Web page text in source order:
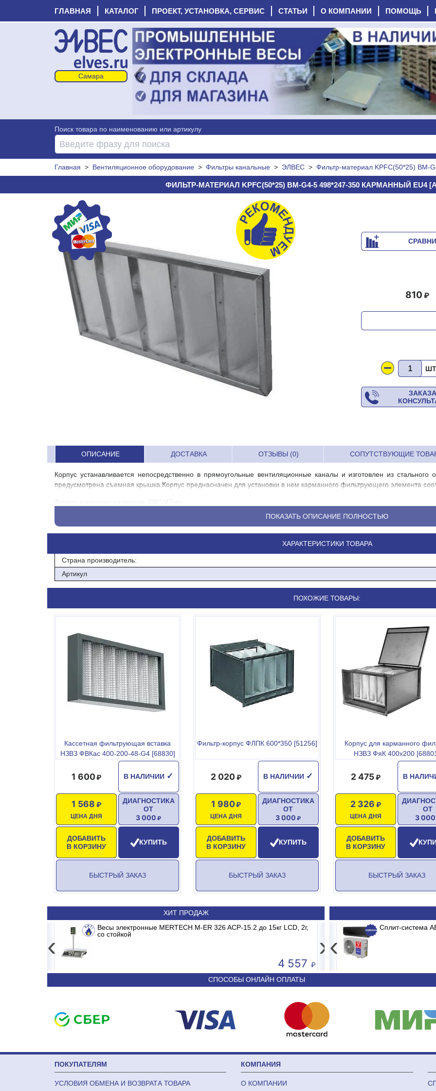
ГЛАВНАЯ КАТАЛОГ ПРОЕКТ, УСТАНОВКА, СЕРВИС СТАТЬИ О КОМПАНИИ ПОМОЩЬ
‹
Поиск товара по наименованию или артикулу
Главная > Вентиляционное оборудование > Фильтры канальные > ЭЛВЕС > Фильтр-материал KPFC(50*25) ВМ-
ФИЛЬТР-МАТЕРИАЛ KPFC(50*25) ВМ-G4-5 498*247-350 КАРМАННЫЙ EU4
810
ШТ
ОПИСАНИЕ ДОСТАВКА ОТЗЫВЫ (0) СОПУТСТВУЮЩИЕ
Корпус устанавливается непосредственно в прямоугольные вентиляционные каналы и изготовлен из стального
предусмотрена съемная крышка.Корпус преднасначен для установки в нем карманного фильтрующего элемента
ПОКАЗАТЬ ОПИСАНИЕ ПОЛНОСТЬЮ
ХАРАКТЕРИСТИКИ ТОВАРА
Страна производитель:
Артикул
ПОХОЖИЕ ТОВАРЫ:
Кассетная фильтрующая вставка
НЗВЗ ФВКас 400-200-48-G4 [68830]
В НАЛИЧИИ ✓
1 600
ЦЕНА ДНЯ
1 568
ДОБАВИТЬ
В КОРЗИНУ
ДИАГНОСТИКА
ОТ
3 000
КУПИТЬ
БЫСТРЫЙ ЗАКАЗ
Фильтр-корпус ФЛПК 600*350 [51256]
В НАЛИЧИИ ✓
2 020
ЦЕНА ДНЯ
1 980
ДОБАВИТЬ
В КОРЗИНУ
ДИАГНОСТИКА
ОТ
3 000
КУПИТЬ
БЫСТРЫЙ ЗАКАЗ
Корпус для карманного
НЗВЗ ФяК 400х200
В
2 475
ЦЕНА ДНЯ
2 326
ДОБАВИТЬ
В КОРЗИНУ
ОТ
3 000
БЫСТРЫЙ ЗАКАЗ
ХИТ ПРОДАЖ
Весы электронные MERTECH M-ER 326 ACP-15.2 до 15кг LCD, 2г,
со стойкой
4 557
Весы электронные MERTECH M-
‹ ›
Сплит-система ABASK ABK/INV-18 MDR/MB2/E1 MADRID INVERTER
50 590
Сплит-система
‹
СПОСОБЫ ОНЛАЙН ОПЛАТЫ
ПОКУПАТЕЛЯМ
УСЛОВИЯ ОБМЕНА И ВОЗВРАТА ТОВАРА
КОМПАНИЯ
О КОМПАНИИ